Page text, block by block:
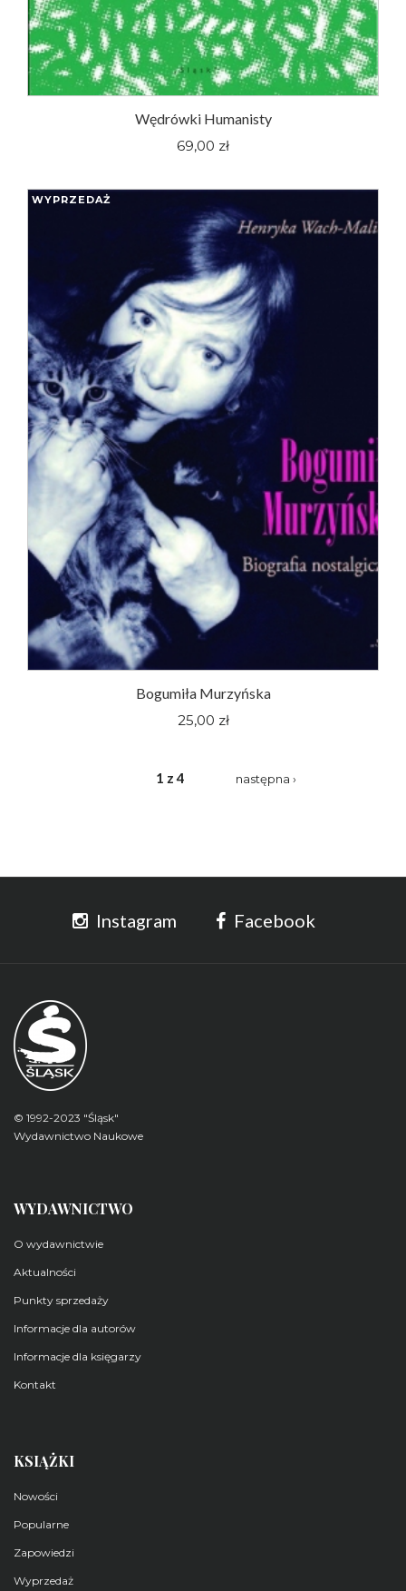
Wędrówki Humanisty
69,00 zł
WYPRZEDAŻ
Bogumiła Murzyńska
25,00 zł
1 z 4 następna ›
Instagram Facebook
© 1992-2023 "Śląsk"
Wydawnictwo Naukowe
WYDAWNICTWO
O wydawnictwie
Aktualności
Punkty sprzedaży
Informacje dla autorów
Informacje dla księgarzy
Kontakt
KSIĄŻKI
Nowości
Popularne
Zapowiedzi
Wyprzedaż